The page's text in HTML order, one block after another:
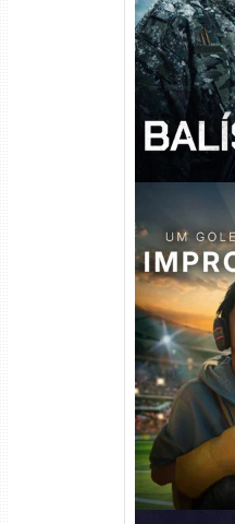
Balística
DL
Um Goleiro
Torrent